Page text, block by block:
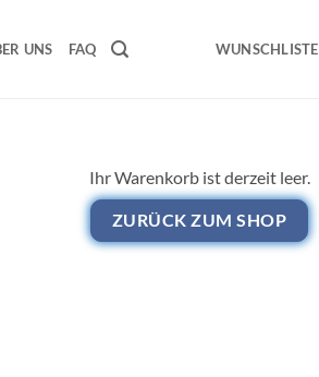
UNS FAQ WUNSCHLISTE
Ihr Warenkorb ist derzeit leer.
ZURÜCK ZUM SHOP